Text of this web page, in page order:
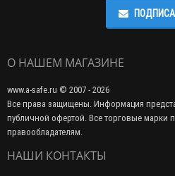
О НАШЕМ МАГАЗИНЕ
www.a-safe.ru © 2007 - 2026
Все права защищены. Информация
публичной офертой. Все торговые марки
правообладателям.
НАШИ КОНТАКТЫ